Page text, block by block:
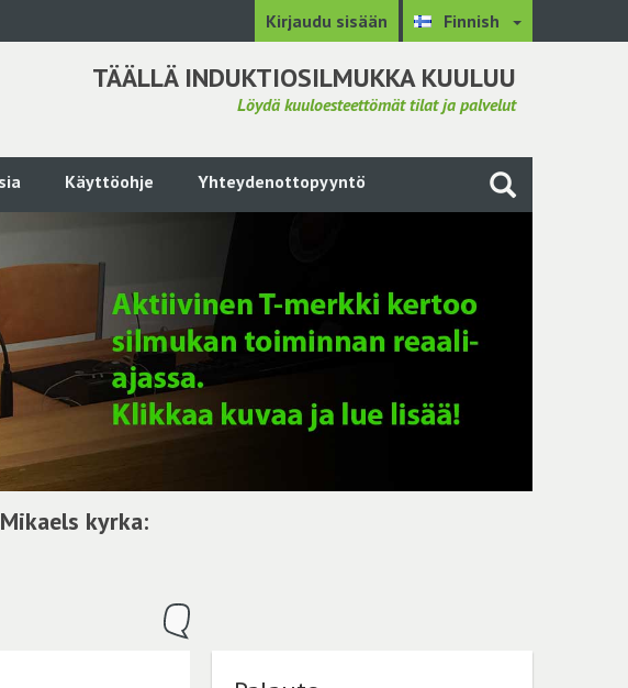
Kirjaudu sisään Finnish
TÄÄLLÄ INDUKTIOSILMUKKA KUULUU
Löydä kuuloesteettömät tilat ja palvelut
Käyttöohje Yhteydenottopyyntö
kyrka: